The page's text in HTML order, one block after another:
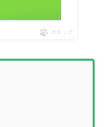
ポチップ